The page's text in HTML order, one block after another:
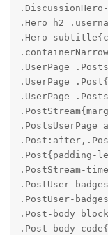
.Hero h2
.Hero-
.UserPage
.UserPage
.UserPage
.Post{padding-
.PostStream-
.PostUser-
.PostUser-
.Post-body
.Post-body